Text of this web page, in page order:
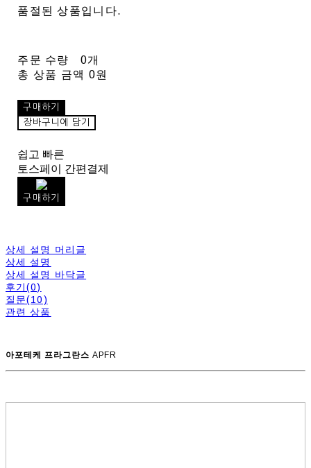
품절된 상품입니다.
주문 수량
0개
총 상품 금액 0원
구매하기
장바구니에 담기
쉽고 빠른
토스페이 간편결제
구매하기
상세 설명 머리글
상세 설명
상세 설명 바닥글
후기(0)
질문(10)
관련 상품
아포테케 프라그란스 APFR